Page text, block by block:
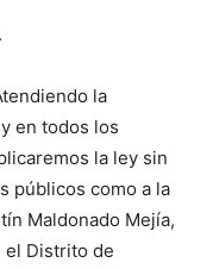
la
en todos los
la ley sin
públicos como a la
Maldonado Mejía,
el Distrito de